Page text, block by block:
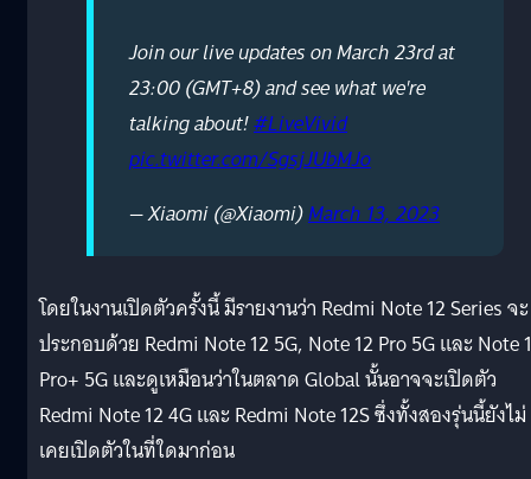
Join our live updates on March 23rd at
23:00 (GMT+8) and see what we're
talking about!#LiveVivid
pic.twitter.com/SgsjJUbMJo
— Xiaomi (@Xiaomi)March 13, 2023
โดยในงานเปิดตัวครั้งนี้ มีรายงานว่า Redmi Note 12 Series จะ
ประกอบด้วย Redmi Note 12 5G, Note 12 Pro 5G และ Note
Pro+ 5G และดูเหมือนว่าในตลาด Global นั้นอาจจะเปิดตัว
Redmi Note 12 4G และ Redmi Note 12S ซึ่งทั้งสองรุ่นนี้ยังไม่
เคยเปิดตัวในที่ใดมาก่อน